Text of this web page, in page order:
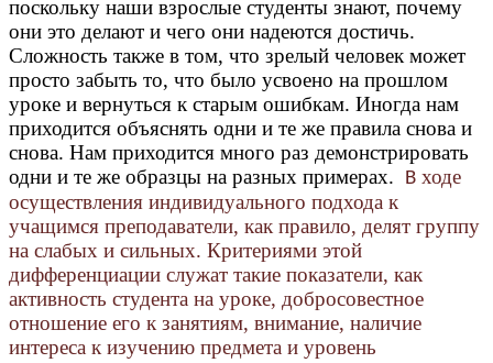
поскольку наши взрослые студенты знают, почему
они это делают и чего они надеются достичь.
Сложность также в том, что зрелый человек может
просто забыть то, что было усвоено на прошлом
уроке и вернуться к старым ошибкам. Иногда нам
приходится объяснять одни и те же правила снова и
снова. Нам приходится много раз демонстрировать
одни и те же образцы на разных примерах.
В ходе
осуществления индивидуального подхода к
учащимся преподаватели, как правило, делят группу
на слабых и сильных. Критериями этой
дифференциации служат такие показатели, как
активность студента на уроке, добросовестное
отношение его к занятиям, внимание, наличие
интереса к изучению предмета и уровень